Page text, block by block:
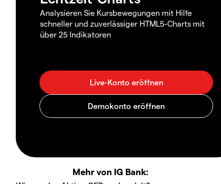
Analysieren Sie Kursbewegungen mit Hilfe
schneller und zuverlässiger HTML5-Charts mit
über 25 Indikatoren
Mehr von IG Bank: